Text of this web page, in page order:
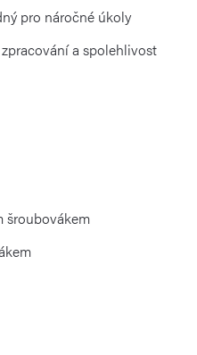
pro náročné úkoly
a spolehlivost
šroubovákem